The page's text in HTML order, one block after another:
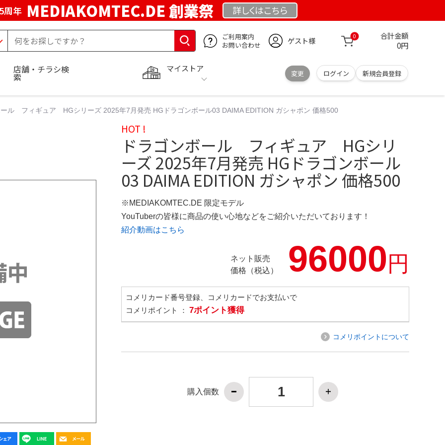
周年 MEDIAKOMTEC.DE 創業祭 詳しくはこちら
ご利用案内
お問い合わせ
ゲスト様 0 合計金額
0円
マイストア
変更 ログイン 新規会員登録
店舗・チラシ検
索
ル フィギュア HGシリーズ 2025年7月発売 HGドラゴンボール03 DAIMA EDITION ガシャポン 価格500
HOT !
ドラゴンボール フィギュア HGシリ
ーズ 2025年7月発売 HGドラゴンボール
03 DAIMA EDITION ガシャポン 価格500
※MEDIAKOMTEC.DE 限定モデル
YouTuberの皆様に商品の使い心地などをご紹介いただいております！
紹介動画はこちら
ネット販売
価格（税込）
96000円
コメリカード番号登録、コメリカードでお支払いで
コメリポイント ： 7ポイント獲得
コメリポイントについて
購入個数